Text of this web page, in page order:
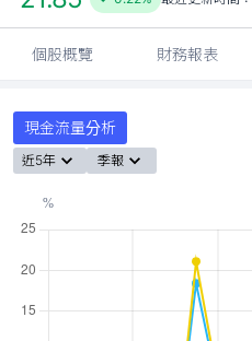
個股概覽 財務報表
現金流量分析
近5年 季報